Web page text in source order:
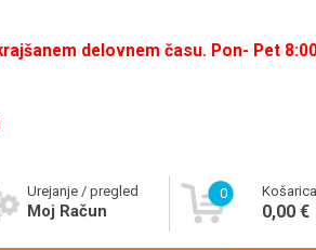
delovnem času. Pon- Pet
Urejanje / pregled
Moj Račun
0
0,00 €